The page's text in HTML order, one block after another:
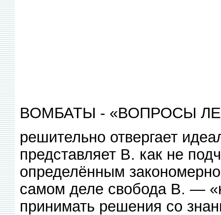
ВОМБАТЫ - «ВОПРОСЫ
решительно отвергает
представляет В. как не
определённым
самом деле свобода В. —
принимать решения со